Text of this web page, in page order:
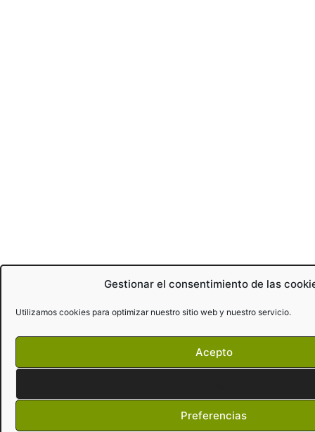
Gestionar el consentimiento de las
Utilizamos cookies para optimizar nuestro sitio web y nuestro servicio.
Acepto
Preferencias